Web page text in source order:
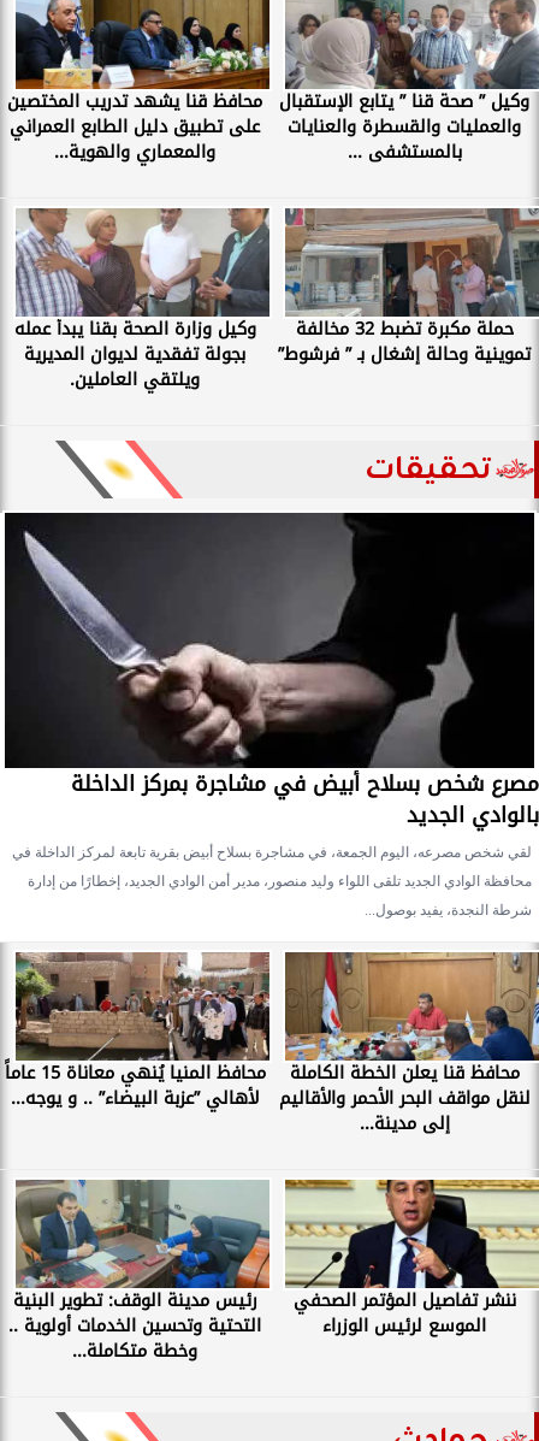
وكيل ” صحة قنا ” يتابع الإستقبال
والعمليات والقسطرة والعنايات
بالمستشفى ...
محافظ قنا يشهد تدريب المختصين
على تطبيق دليل الطابع العمراني
والمعماري والهوية...
حملة مكبرة تضبط 32 مخالفة
تموينية وحالة إشغال بـ ” فرشوط”
وكيل وزارة الصحة بقنا يبدأ عمله
بجولة تفقدية لديوان المديرية
ويلتقي العاملين.
تحقيقات
مصرع شخص بسلاح أبيض في مشاجرة بمركز الداخلة
بالوادي الجديد
لقي شخص مصرعه، اليوم الجمعة، في مشاجرة بسلاح أبيض بقرية تابعة لمركز الداخلة في
محافظة الوادي الجديد تلقى اللواء وليد منصور، مدير أمن الوادي الجديد، إخطارًا من إدارة
شرطة النجدة، يفيد بوصول...
محافظ المنيا يُنهي معاناة 15 عاماً
لأهالي ”عزبة البيضاء” .. و يوجه...
محافظ قنا يعلن الخطة الكاملة
لنقل مواقف البحر الأحمر والأقاليم
إلى مدينة...
رئيس مدينة الوقف: تطوير البنية
التحتية وتحسين الخدمات أولوية ..
وخطة متكاملة...
ننشر تفاصيل المؤتمر الصحفي
الموسع لرئيس الوزراء